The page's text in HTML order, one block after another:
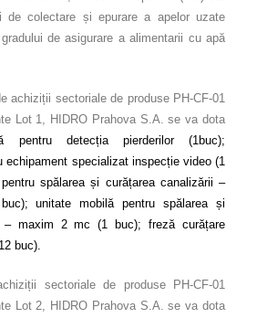
de colectare și epurare a apelor uzate
de asigurare a alimentarii cu apă
achiziții sectoriale de produse PH-CF-01
Lot 1, HIDRO Prahova S.A. se va dota
pentru detecția pierderilor (1buc);
echipament specializat inspecție video (1
spălarea și curățarea canalizării –
unitate mobilă pentru spălarea și
– maxim 2 mc (1 buc); freză curățare
buc).
sectoriale de produse PH-CF-01
Lot 2, HIDRO Prahova S.A. se va dota